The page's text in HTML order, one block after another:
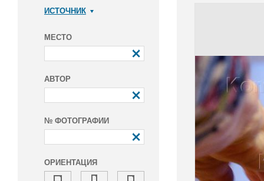
ИСТОЧНИК
МЕСТО
АВТОР
№ ФОТОГРАФИИ
ОРИЕНТАЦИЯ